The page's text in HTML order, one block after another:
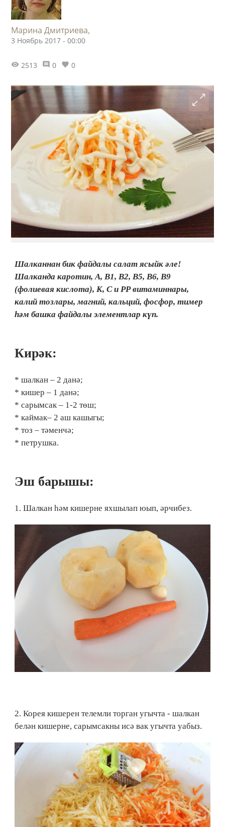
Марина Дмитриева,
3 Ноябрь 2017 - 00:00
2513 0 0
Шалканнан бик файдалы салат ясыйк әле!
Шалканда каротин, А, В1, В2, В5, В6, В9
(фолиевая кислота), К, С и РР витаминнары,
калий тозлары, магний, кальций, фосфор, тимер
һәм башка файдалы элементлар күп.
Кирәк:
* шалкан – 2 данә;
* кишер – 1 данә;
* сарымсак – 1-2 төш;
* каймак– 2 аш кашыгы;
* тоз – тәменчә;
* петрушка.
Эш барышы:
1. Шалкан һәм кишерне яхшылап юып, әрчибез.
2. Корея кишерен телемли торган угычта - шалкан
белән кишерне, сарымсакны исә вак угычта уабыз.